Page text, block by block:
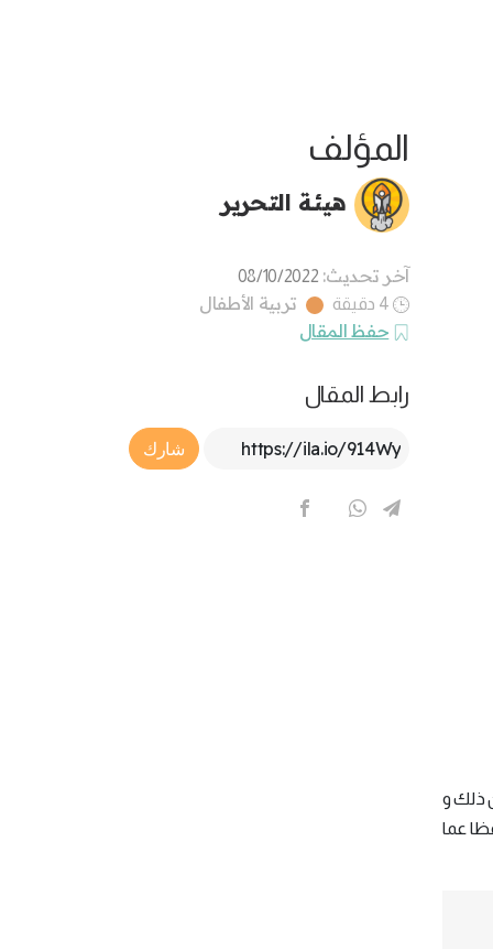
ذلك و
عما
المؤلف
هيئة التحرير
آخر تحديث: 08/10/2022
4 دقيقة
تربية الأطفال
حفظ المقال
رابط المقال
Article Link
شارك